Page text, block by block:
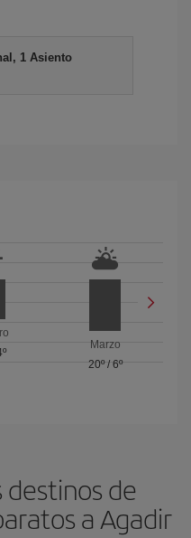
1 Asiento
Marzo
20º/ 6º
destinos de
a Agadir